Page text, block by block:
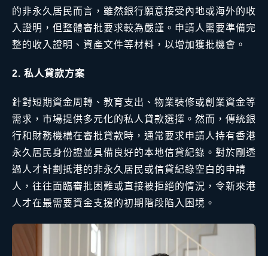
的非永久居民而言，雖然銀行願意接受內地或海外的收
入證明，但整體審批要求較為嚴謹。申請人需要準備完
整的收入證明、資產文件等材料，以增加獲批機會。
2. 私人貸款方案
針對短期資金周轉、教育支出、物業裝修或創業資金等
需求，市場提供多元化的私人貸款選擇。然而，傳統銀
行和財務機構在審批貸款時，通常要求申請人持有香港
永久居民身份證並具備良好的本地信貸紀錄。對於剛透
過人才計劃抵港的非永久居民或信貸紀錄空白的申請
人，往往面臨審批困難或直接被拒絕的情況，令新來港
人才在最需要資金支援的初期階段陷入困境。